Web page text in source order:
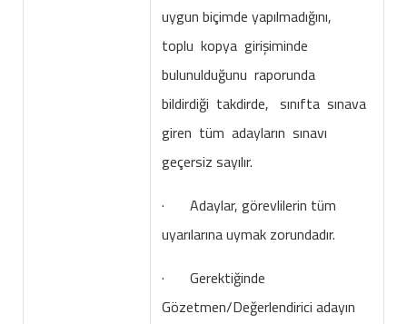
uygun biçimde yapılmadığını,
toplu kopya girişiminde
bulunulduğunu raporunda
bildirdiği takdirde, sınıfta sınava
giren tüm adayların sınavı
geçersiz sayılır.
· Adaylar, görevlilerin tüm
uyarılarına uymak zorundadır.
· Gerektiğinde
Gözetmen/Değerlendirici adayın